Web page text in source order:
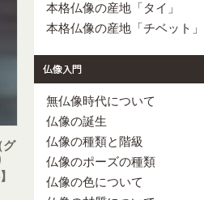
グ
本格仏像の産地「タイ」
本格仏像の産地「チベット」
無仏像時代について
仏像の誕生
仏像の種類と階級
仏像のポーズの種類
仏像の色について